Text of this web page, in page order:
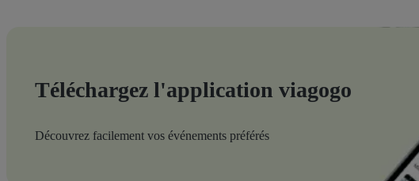
Téléchargez l'application viagogo
Découvrez facilement vos événements préférés